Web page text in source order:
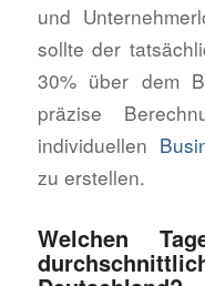
und
sollte der
30% über dem
präzise
individuellen
zu erstellen.
Welchen